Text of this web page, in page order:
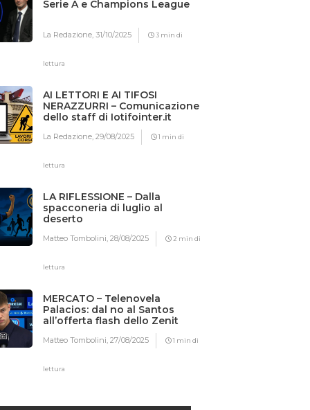
Serie A e Champions League
La Redazione,31/10/2025 3 min di
lettura
AI LETTORI E AI TIFOSI
NERAZZURRI – Comunicazione
dello staff di Iotifointer.it
La Redazione,29/08/2025 1 min di
lettura
LA RIFLESSIONE – Dalla
spacconeria di luglio al
deserto
Matteo Tombolini,28/08/2025 2 min di
lettura
MERCATO – Telenovela
Palacios: dal no al Santos
all’offerta flash dello Zenit
Matteo Tombolini,27/08/2025 1 min di
lettura